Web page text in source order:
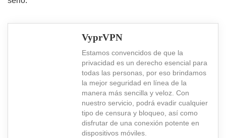
VyprVPN
Estamos convencidos de que la
privacidad es un derecho esencial para
todas las personas, por eso brindamos
la mejor seguridad en línea de la
manera más sencilla y veloz. Con
nuestro servicio, podrá evadir cualquier
tipo de censura y bloqueo, así como
disfrutar de una conexión potente en
dispositivos móviles.